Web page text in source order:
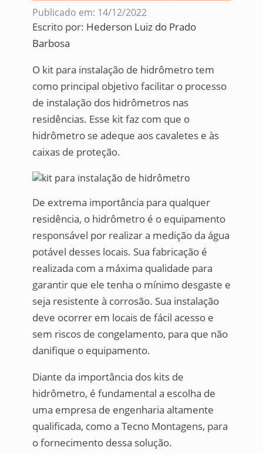
Publicado em: 14/12/2022
Escrito por: Hederson Luiz do Prado
Barbosa
O kit para instalação de hidrômetro tem
como principal objetivo facilitar o processo
de instalação dos hidrômetros nas
residências. Esse kit faz com que o
hidrômetro se adeque aos cavaletes e às
caixas de proteção.
De extrema importância para qualquer
residência, o hidrômetro é o equipamento
responsável por realizar a medição da água
potável desses locais. Sua fabricação é
realizada com a máxima qualidade para
garantir que ele tenha o mínimo desgaste e
seja resistente à corrosão. Sua instalação
deve ocorrer em locais de fácil acesso e
sem riscos de congelamento, para que não
danifique o equipamento.
Diante da importância dos kits de
hidrômetro, é fundamental a escolha de
uma empresa de engenharia altamente
qualificada, como a Tecno Montagens, para
o fornecimento dessa solução.